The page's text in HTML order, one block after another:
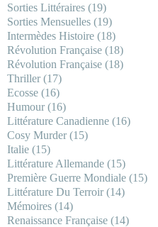
Sorties Littéraires (19)
Sorties Mensuelles (19)
Intermèdes Histoire (18)
Révolution Française (18)
Révolution Française (18)
Thriller(17)
Ecosse (16)
Humour(16)
Littérature Canadienne (16)
Cosy Murder(15)
Italie (15)
Littérature Allemande (15)
Première Guerre Mondiale (15)
Littérature Du Terroir(14)
Mémoires (14)
Renaissance Française (14)